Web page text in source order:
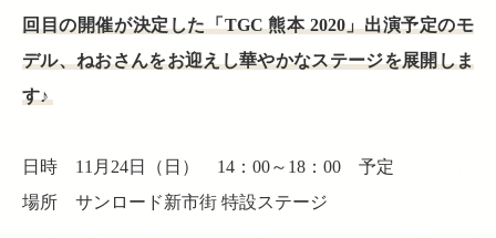
回目の開催が決定した「TGC 熊本 2020」出演予定のモ
デル、ねおさんをお迎えし華やかなステージを展開しま
す♪
日時 11月24日（日） 14：00～18：00 予定
場所 サンロード新市街 特設ステージ